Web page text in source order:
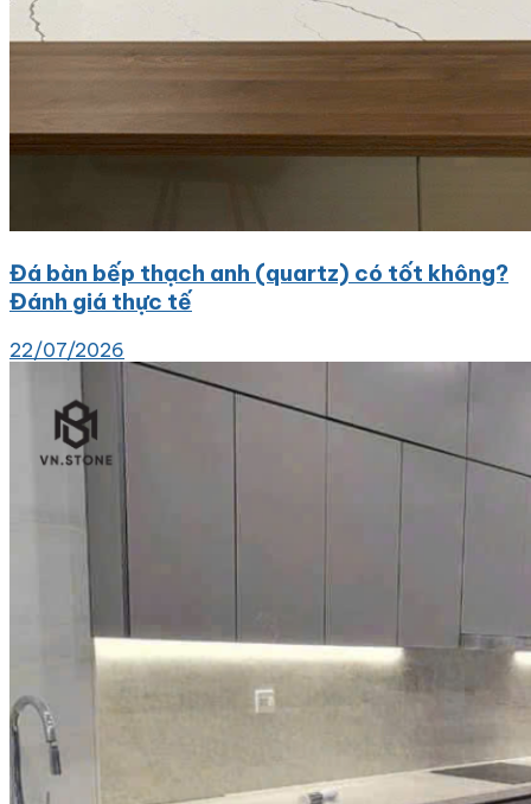
Đá bàn bếp thạch anh (quartz) có tốt không?
Đánh giá thực tế
22/07/2026